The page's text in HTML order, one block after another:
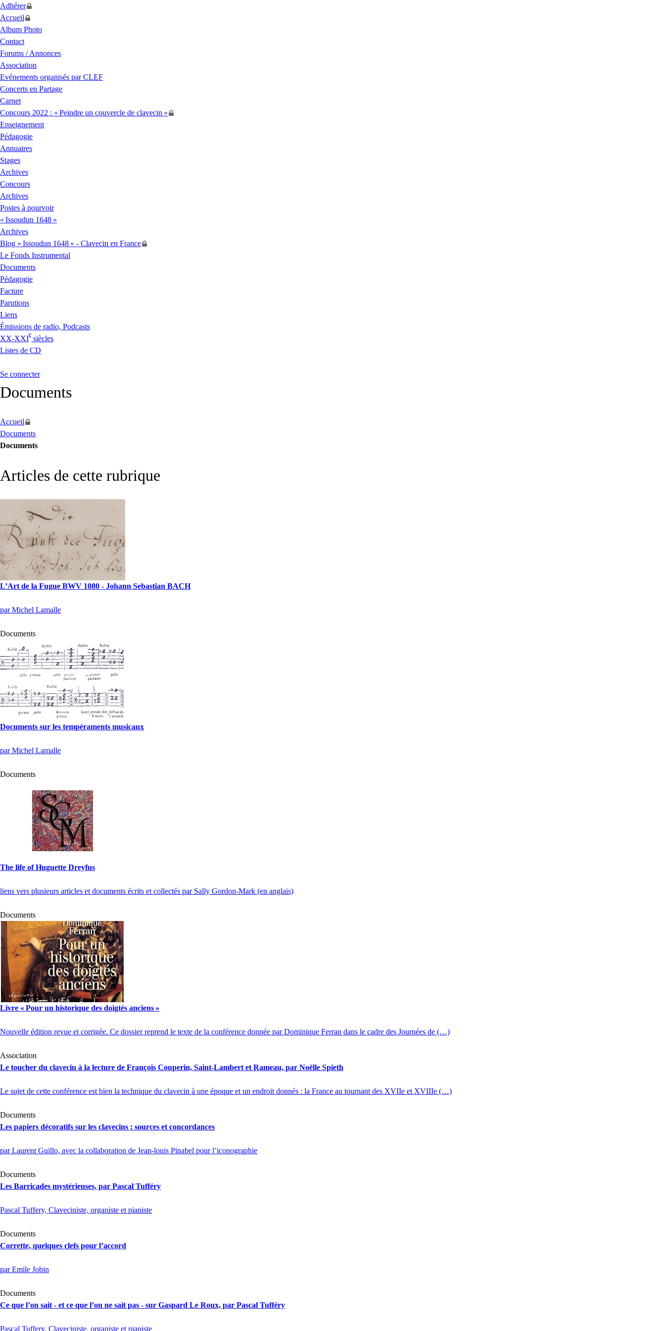
Adhérer
Accueil
Album Photo
Contact
Forums / Annonces
Association
Evénements organisés parCLEF
Concerts en Partage
Carnet
Concours 2022 : « Peindre un couvercle de clavecin »
Enseignement
Pédagogie
Annuaires
Stages
Archives
Concours
Archives
Postes à pourvoir
« Issoudun 1648 »
Archives
Blog « Issoudun 1648 » - Clavecin en France
Le Fonds Instrumental
Documents
Pédagogie
Facture
Parutions
Liens
Émissions de radio, Podcasts
XX-XXI
e
siècles
Listes de CD
Se connecter
Documents
Accueil
Documents
Documents
Articles de cette rubrique
L’Art de la Fugue BWV 1080 - Johann Sebastian BACH
par Michel Lamalle
Documents
Documents sur les tempéraments musicaux
par Michel Lamalle
Documents
The life of Huguette Dreyfus
liens vers plusieurs articles et documents écrits et collectés par Sally Gordon-Mark (en anglais)
Documents
Livre «Pour un historique des doigtés anciens»
Nouvelle édition revue et corrigée. Ce dossier reprend le texte de la conférence donnée par Dominique Ferran dans le cadre des Journées de (…)
Association
Le toucher du clavecin à la lecture de François Couperin, Saint-Lambert et Rameau, par Noëlle Spieth
Le sujet de cette conférence est bien la technique du clavecin à une époque et un endroit donnés : la France au tournant des XVIIe et XVIIIe (…)
Documents
Les papiers décoratifs sur les clavecins : sources et concordances
par Laurent Guillo, avec la collaboration de Jean-louis Pinabel pour l’iconographie
Documents
Les Barricades mystérieuses, par Pascal Tufféry
Pascal Tuffery, Claveciniste, organiste et pianiste
Documents
Corrette, quelques clefs pour l’accord
par Emile Jobin
Documents
Ce que l’on sait - et ce que l’on ne sait pas - sur Gaspard Le Roux, par Pascal Tufféry
Pascal Tuffery, Claveciniste, organiste et pianiste